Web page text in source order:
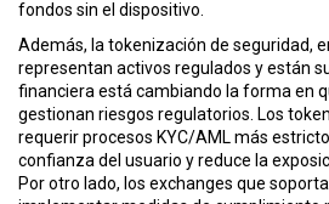
fondos sin el dispositivo.
Además, la tokenización de seguridad,
representan activos regulados y están
financiera está cambiando la forma en
gestionan riesgos regulatorios. Los
requerir procesos KYC/AML más
confianza del usuario y reduce la
Por otro lado, los exchanges que